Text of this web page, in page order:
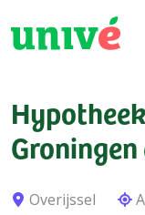
Overijssel